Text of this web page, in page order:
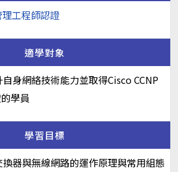
理工程師認證
適學對象
身網絡技術能力並取得Cisco CCNP
學員
學習目標
器與無線網路的運作原理與常用組態